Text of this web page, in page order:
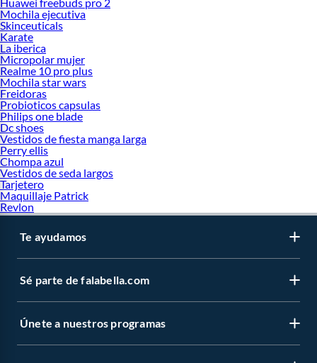
Huawei freebuds pro 2
Mochila ejecutiva
Skinceuticals
Karate
La iberica
Micropolar mujer
Realme 10 pro plus
Mochila star wars
Freidoras
Probioticos capsulas
Philips one blade
Dc shoes
Vestidos de fiesta manga larga
Perry ellis
Chompa azul
Vestidos de seda largos
Tarjetero
Maquillaje Patrick
Revlon
Te ayudamos
Sé parte de falabella.com
Únete a nuestros programas